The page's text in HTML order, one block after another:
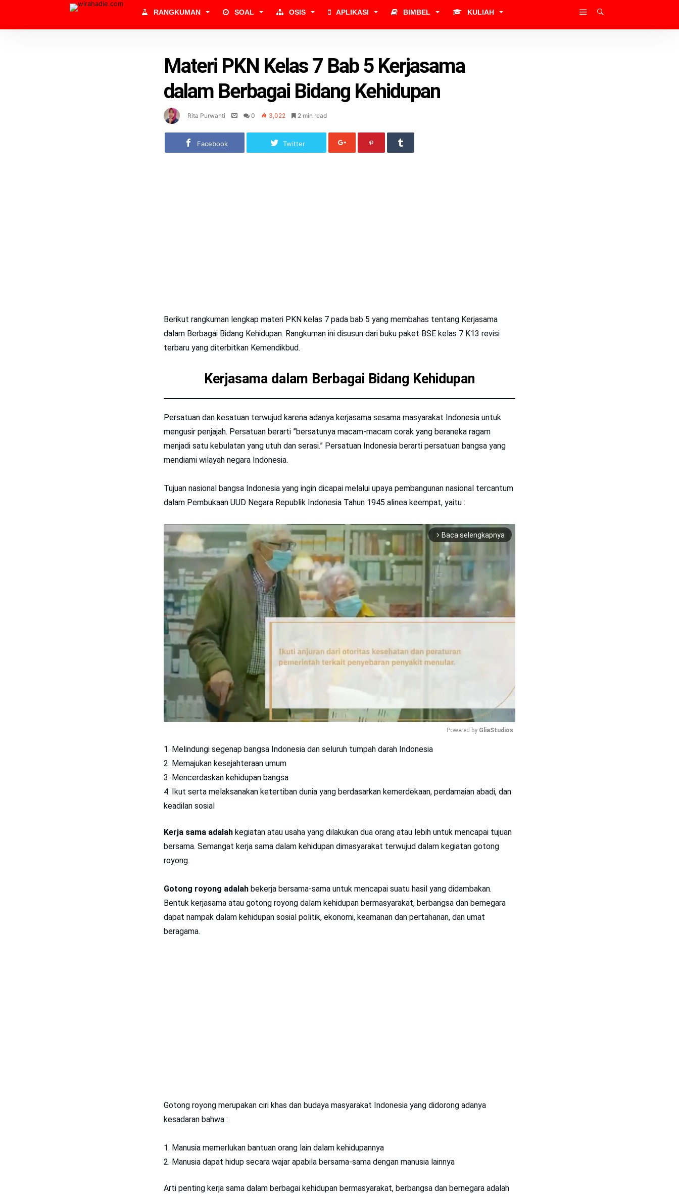
RANGKUMAN SOAL OSIS APLIKASI BIMBEL KULIAH
Materi PKN Kelas 7 Bab 5 Kerjasama
dalam Berbagai Bidang Kehidupan
Rita Purwanti 0 3,022 2 min read
Facebook Twitter
Berikut rangkuman lengkap materi PKN kelas 7 pada bab 5 yang membahas tentang Kerjasama
dalam Berbagai Bidang Kehidupan. Rangkuman ini disusun dari buku paket BSE kelas 7 K13 revisi
terbaru yang diterbitkan Kemendikbud.
Kerjasama dalam Berbagai Bidang Kehidupan
Persatuan dan kesatuan terwujud karena adanya kerjasama sesama masyarakat Indonesia untuk
mengusir penjajah. Persatuan berarti ”bersatunya macam-macam corak yang beraneka ragam
menjadi satu kebulatan yang utuh dan serasi.” Persatuan Indonesia berarti persatuan bangsa yang
mendiami wilayah negara Indonesia.
Tujuan nasional bangsa Indonesia yang ingin dicapai melalui upaya pembangunan nasional tercantum
dalam Pembukaan UUD Negara Republik Indonesia Tahun 1945 alinea keempat, yaitu :
arrow_forward_ios Baca selengkapnya
Powered by GliaStudios
Melindungi segenap bangsa Indonesia dan seluruh tumpah darah Indonesia
Memajukan kesejahteraan umum
Mencerdaskan kehidupan bangsa
Ikut serta melaksanakan ketertiban dunia yang berdasarkan kemerdekaan, perdamaian abadi, dan
keadilan sosial
Kerja sama adalah kegiatan atau usaha yang dilakukan dua orang atau lebih untuk mencapai tujuan
bersama. Semangat kerja sama dalam kehidupan dimasyarakat terwujud dalam kegiatan gotong
royong.
Gotong royong adalah bekerja bersama-sama untuk mencapai suatu hasil yang didambakan.
Bentuk kerjasama atau gotong royong dalam kehidupan bermasyarakat, berbangsa dan bernegara
dapat nampak dalam kehidupan sosial politik, ekonomi, keamanan dan pertahanan, dan umat
beragama.
Gotong royong merupakan ciri khas dan budaya masyarakat Indonesia yang didorong adanya
kesadaran bahwa :
Manusia memerlukan bantuan orang lain dalam kehidupannya
Manusia dapat hidup secara wajar apabila bersama-sama dengan manusia lainnya
Arti penting kerja sama dalam berbagai kehidupan bermasyarakat, berbangsa dan bernegara adalah